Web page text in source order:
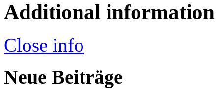
Additional information
Close info
Neue Beiträge